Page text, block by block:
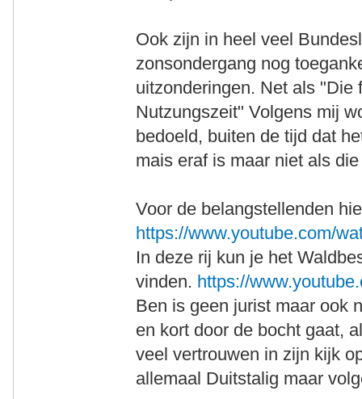
Ook zijn in heel veel
zonsondergang nog
uitzonderingen. Net als "Die
Nutzungszeit" Volgens mij
bedoeld, buiten de tijd dat
mais eraf is maar niet als
Voor de belangstellenden
https://www.youtube.com/
In deze rij kun je het
vinden. https://
Ben is geen jurist maar ook
en kort door de bocht gaat,
veel vertrouwen in zijn kijk
allemaal Duitstalig maar